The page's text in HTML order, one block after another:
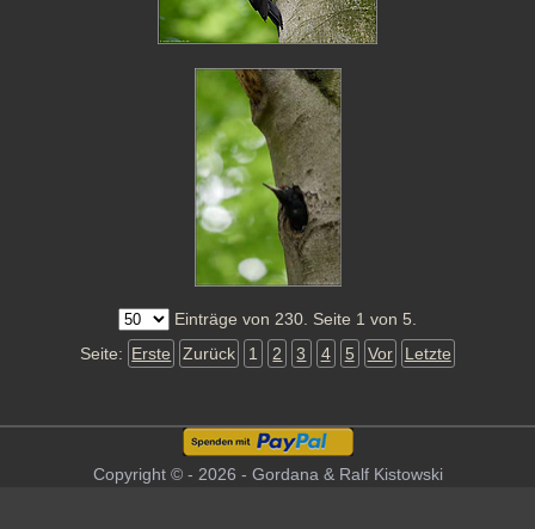
Einträge von 230. Seite 1 von 5.
Seite: Erste Zurück 1 2 3 4 5 Vor Letzte
Copyright © - 2026 - Gordana & Ralf Kistowski